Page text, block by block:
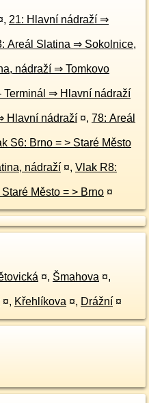
, 21: Hlavní nádraží ⇒
Areál Slatina ⇒ Sokolnice,
nádraží ⇒ Tomkovo
Terminál ⇒ Hlavní nádraží
Hlavní nádraží ¤, 78: Areál
Vlak S6: Brno = > Staré Město
nádraží ¤, Vlak R8:
Vlak S6: Staré Město = > Brno ¤
¤, Šmahova ¤,
¤, Křehlíkova ¤, Drážní ¤